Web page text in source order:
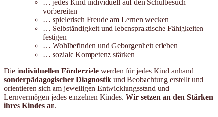
… jedes Kind individuell auf den Schulbesuch
vorbereiten
… spielerisch Freude am Lernen wecken
… Selbständigkeit und lebenspraktische Fähigkeiten
festigen
… Wohlbefinden und Geborgenheit erleben
… soziale Kompetenz stärken
Die individuellen Förderziele werden für jedes Kind anhand
sonderpädagogischer Diagnostik und Beobachtung erstellt und
orientieren sich am jeweiligen Entwicklungsstand und
Lernvermögen jedes einzelnen Kindes. Wir setzen an den Stärken
ihres Kindes an.